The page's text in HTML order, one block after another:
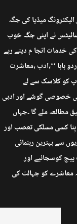
میڈیا کی جگہ
نے اپنی جگہ خوب
خدمات انجا م دیتے رہے
بابا ‘‘،ادب ،معاشرت
کو کلاسک سے لے
ہی خصوصی گوشے اور ادبی
مطالعہ ملے گا ۔جہاں
کسی مسلکی تعصب اور
سے بہترین رہنمائی
پیج کوسجائیے اور
معاشرے کو جہالت کی